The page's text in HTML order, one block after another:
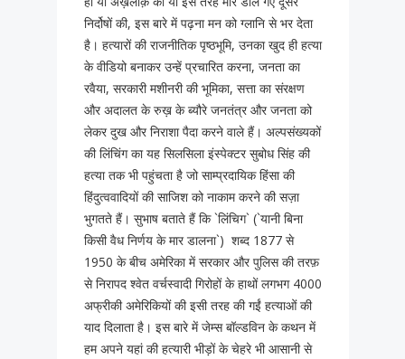
निर्दोषों की, इस बारे में पढ़ना मन को ग्लानि से भर देता
है। हत्यारों की राजनीतिक पृष्ठभूमि, उनका खुद ही हत्या
के वीडियो बनाकर उन्हें प्रचारित करना, जनता का
रवैया, सरकारी मशीनरी की भूमिका, सत्ता का संरक्षण
और अदालत के रुख़ के ब्यौरे जनतंत्र और जनता को
लेकर दुख और निराशा पैदा करने वाले हैं। अल्पसंख्यकों
की लिंचिंग का यह सिलसिला इंस्पेक्टर सुबोध सिंह की
हत्या तक भी पहुंचता है जो साम्प्रदायिक हिंसा की
हिंदुत्ववादियों की साजिश को नाकाम करने की सज़ा
भुगतते हैं। सुभाष बताते हैं कि `लिंचिग` (`यानी बिना
किसी वैध निर्णय के मार डालना`) शब्द 1877 से
1950 के बीच अमेरिका में सरकार और पुलिस की तरफ़
से निरापद श्वेत वर्चस्वादी गिरोहों के हाथों लगभग 4000
अफ्रीकी अमेरिकियों की इसी तरह की गईं हत्याओं की
याद दिलाता है। इस बारे में जेम्स बॉल्डविन के कथन में
हम अपने यहां की हत्यारी भीड़ों के चेहरे भी आसानी से